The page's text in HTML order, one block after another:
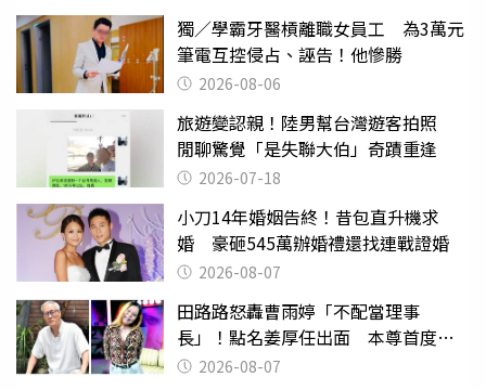
獨／學霸牙醫槓離職女員工 為3萬元
筆電互控侵占、誣告！他慘勝
2026-08-06
旅遊變認親！陸男幫台灣遊客拍照
閒聊驚覺「是失聯大伯」奇蹟重逢
2026-07-18
小刀14年婚姻告終！昔包直升機求
婚 豪砸545萬辦婚禮還找連戰證婚
2026-08-07
田路路怒轟曹雨婷「不配當理事
長」！點名姜厚任出面 本尊首度回
應了2026-08-07